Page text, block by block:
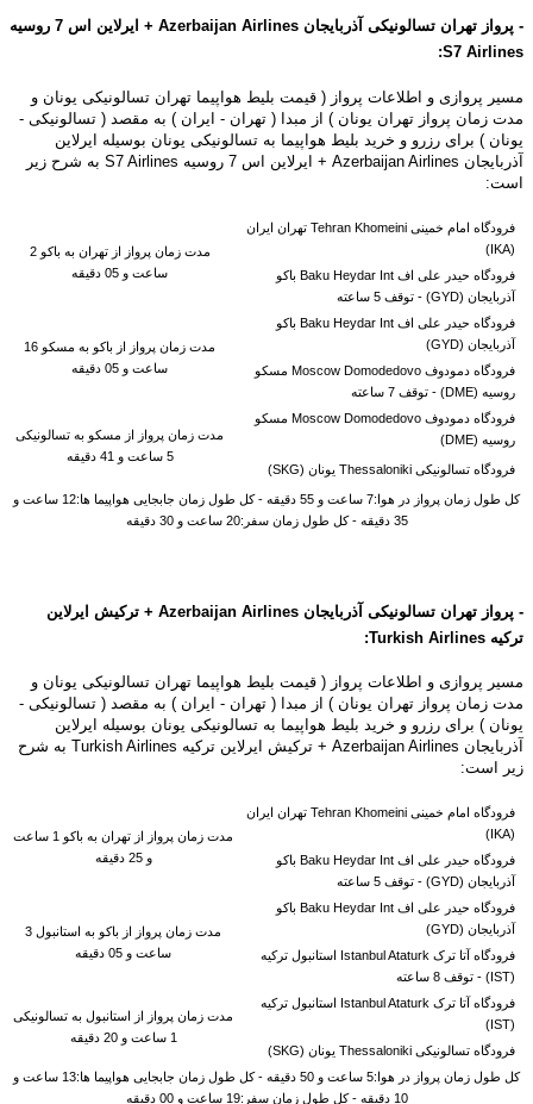
- پرواز تهران تسالونیکی آذربایجان Azerbaijan Airlines + ایرلاین اس 7 روسیه
S7 Airlines
:
مسیر پروازی و اطلاعات پرواز ( قیمت بلیط هواپیما تهران تسالونیکی یونان و
مدت زمان پرواز تهران یونان ) از مبدا ( تهران - ایران ) به مقصد ( تسالونیکی -
یونان ) برای رزرو و خرید بلیط هواپیما به تسالونیکی یونان بوسیله ایرلاین
آذربایجان Azerbaijan Airlines + ایرلاین اس 7 روسیه S7 Airlines به شرح زیر
است:
فرودگاه امام خمینی Tehran Khomeini تهران ایران
(IKA)
مدت زمان پرواز از تهران به باکو 2
ساعت و 05 دقیقه
فرودگاه حیدر علی اف Baku Heydar Int باکو
آذربایجان (GYD) -
توقف 5 ساعته
فرودگاه حیدر علی اف Baku Heydar Int باکو
آذربایجان (GYD)
مدت زمان پرواز از باکو به
مسکو 16
ساعت و 05 دقیقه
فرودگاه دمودوف Moscow Domodedovo مسکو
روسیه (DME) -
توقف 7 ساعته
فرودگاه دمودوف Moscow Domodedovo مسکو
روسیه (DME)
مدت زمان پرواز از مسکو به تسالونیکی
5 ساعت و 41 دقیقه
فرودگاه تسالونیکی Thessaloniki یونان (SKG)
کل طول زمان پرواز در هوا:7 ساعت و 55 دقیقه - کل طول زمان جابجایی هواپیما ها:12 ساعت و
35 دقیقه - کل طول زمان سفر:20 ساعت و 30 دقیقه
- پرواز تهران تسالونیکی آذربایجان Azerbaijan Airlines +
ترکیش ایرلاین
ترکیه Turkish Airlines:
مسیر پروازی و اطلاعات پرواز ( قیمت بلیط هواپیما تهران تسالونیکی یونان و
مدت زمان پرواز تهران یونان ) از مبدا ( تهران - ایران ) به مقصد ( تسالونیکی -
یونان ) برای رزرو و خرید بلیط هواپیما به تسالونیکی یونان بوسیله ایرلاین
آذربایجان Azerbaijan Airlines + ترکیش ایرلاین ترکیه Turkish Airlines به شرح
زیر است:
فرودگاه امام خمینی Tehran Khomeini تهران ایران
(IKA)
مدت زمان پرواز از تهران به باکو 1 ساعت
و 25 دقیقه
فرودگاه حیدر علی اف Baku Heydar Int باکو
آذربایجان (GYD) -
توقف 5 ساعته
فرودگاه حیدر علی اف Baku Heydar Int باکو
آذربایجان (GYD)
مدت زمان پرواز از باکو به
استانبول 3
ساعت و 05 دقیقه
فرودگاه آتا ترک Istanbul Ataturk استانبول ترکیه
(IST) -
توقف 8 ساعته
فرودگاه آتا ترک Istanbul Ataturk استانبول ترکیه
(IST)
مدت زمان پرواز از استانبول به تسالونیکی
1 ساعت و 20 دقیقه
فرودگاه تسالونیکی Thessaloniki یونان (SKG)
کل طول زمان پرواز در هوا:5 ساعت و 50 دقیقه - کل طول زمان جابجایی هواپیما ها:13 ساعت و
10 دقیقه - کل طول زمان سفر:19 ساعت و 00 دقیقه